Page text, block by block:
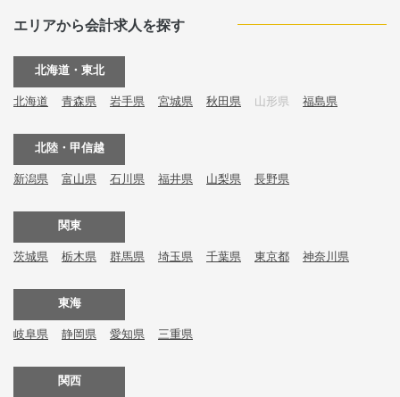
エリアから会計求人を探す
北海道・東北
北海道 青森県 岩手県 宮城県 秋田県 山形県 福島県
北陸・甲信越
新潟県 富山県 石川県 福井県 山梨県 長野県
関東
茨城県 栃木県 群馬県 埼玉県 千葉県 東京都 神奈川県
東海
岐阜県 静岡県 愛知県 三重県
関西